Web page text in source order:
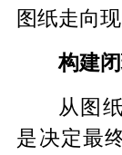
图纸走向
构建
从图
是决定最